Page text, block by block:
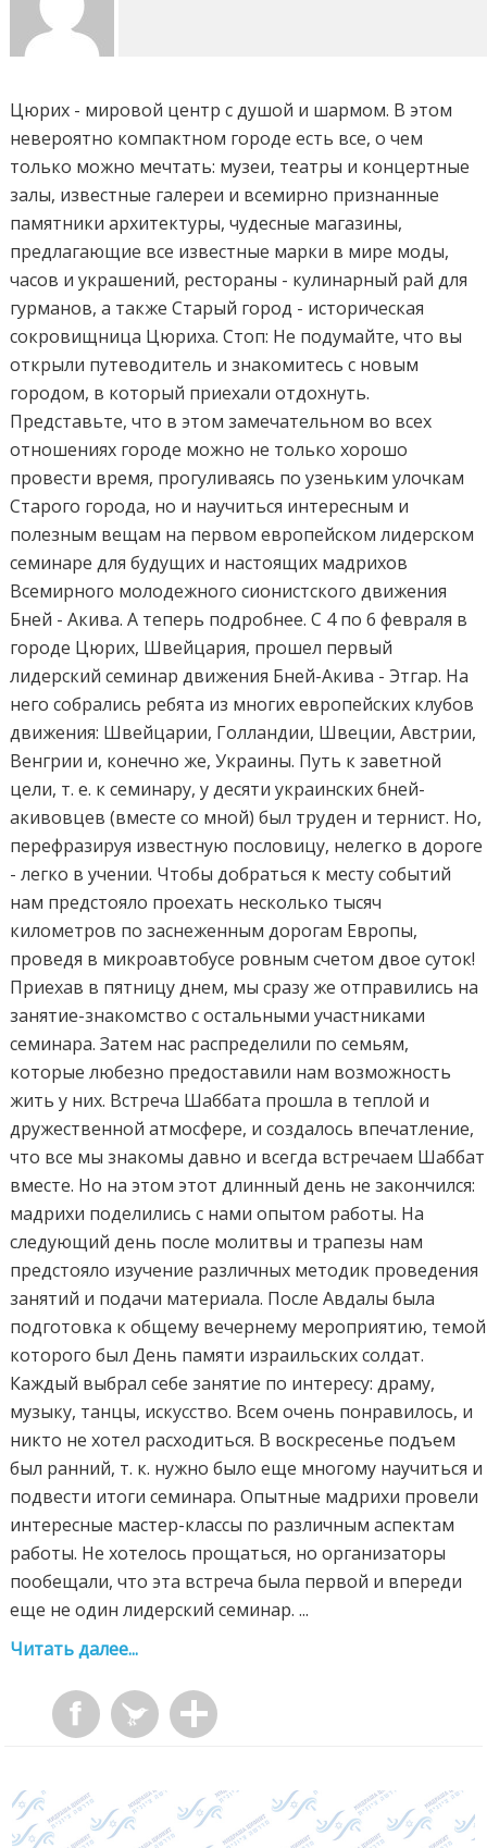
Цюрих - мировой центр с душой и шармом. В этом
невероятно компактном городе есть все, о чем
только можно мечтать: музеи, театры и концертные
залы, известные галереи и всемирно признанные
памятники архитектуры, чудесные магазины,
предлагающие все известные марки в мире моды,
часов и украшений, рестораны - кулинарный рай для
гурманов, а также Старый город - историческая
сокровищница Цюриха. Стоп: Не подумайте, что вы
открыли путеводитель и знакомитесь с новым
городом, в который приехали отдохнуть.
Представьте, что в этом замечательном во всех
отношениях городе можно не только хорошо
провести время, прогуливаясь по узеньким улочкам
Старого города, но и научиться интересным и
полезным вещам на первом европейском лидерском
семинаре для будущих и настоящих мадрихов
Всемирного молодежного сионистского движения
Бней - Акива. А теперь подробнее. С 4 по 6 февраля в
городе Цюрих, Швейцария, прошел первый
лидерский семинар движения Бней-Акива - Этгар. На
него собрались ребята из многих европейских клубов
движения: Швейцарии, Голландии, Швеции, Австрии,
Венгрии и, конечно же, Украины. Путь к заветной
цели, т. е. к семинару, у десяти украинских бней-
акивовцев (вместе со мной) был труден и тернист. Но,
перефразируя известную пословицу, нелегко в дороге
- легко в учении. Чтобы добраться к месту событий
нам предстояло проехать несколько тысяч
километров по заснеженным дорогам Европы,
проведя в микроавтобусе ровным счетом двое суток!
Приехав в пятницу днем, мы сразу же отправились на
занятие-знакомство с остальными участниками
семинара. Затем нас распределили по семьям,
которые любезно предоставили нам возможность
жить у них. Встреча Шаббата прошла в теплой и
дружественной атмосфере, и создалось впечатление,
что все мы знакомы давно и всегда встречаем Шаббат
вместе. Но на этом этот длинный день не закончился:
мадрихи поделились с нами опытом работы. На
следующий день после молитвы и трапезы нам
предстояло изучение различных методик проведения
занятий и подачи материала. После Авдалы была
подготовка к общему вечернему мероприятию, темой
которого был День памяти израильских солдат.
Каждый выбрал себе занятие по интересу: драму,
музыку, танцы, искусство. Всем очень понравилось, и
никто не хотел расходиться. В воскресенье подъем
был ранний, т. к. нужно было еще многому научиться и
подвести итоги семинара. Опытные мадрихи провели
интересные мастер-классы по различным аспектам
работы. Не хотелось прощаться, но организаторы
пообещали, что эта встреча была первой и впереди
еще не один лидерский семинар. ...
Читать далее...